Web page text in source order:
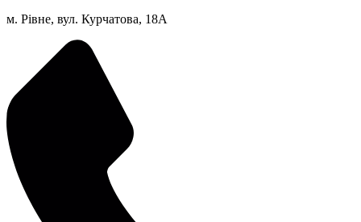
м. Рівне, вул. Курчатова, 18А